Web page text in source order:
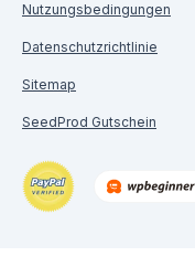
Nutzungsbedingungen
Datenschutzrichtlinie
Sitemap
SeedProd Gutschein